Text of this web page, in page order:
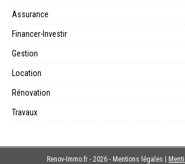
Assurance
Financer-Investir
Gestion
Location
Rénovation
Travaux
Renov-Immo.fr - 2026 - Mentions légales |